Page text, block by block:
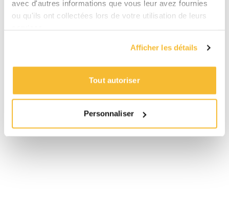
avec d'autres informations que vous leur avez fournies
ou qu'ils ont collectées lors de votre utilisation de leurs
Afficher les détails
Tout autoriser
Personnaliser